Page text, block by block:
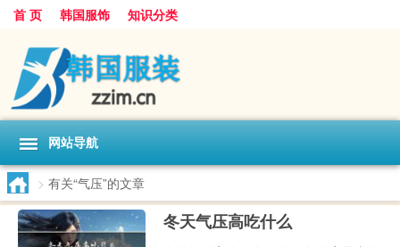
首 页 韩国服饰 知识分类
网站导航
> 有关“气压”的文章
冬天气压高吃什么